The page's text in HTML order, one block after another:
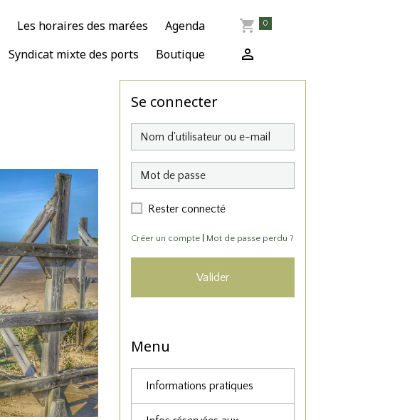
Les horaires des marées
Agenda
Syndicat mixte des ports
Boutique
0
Se connecter
Rester connecté
Créer un compte Mot de passe perdu ?
Valider
Menu
Informations pratiques